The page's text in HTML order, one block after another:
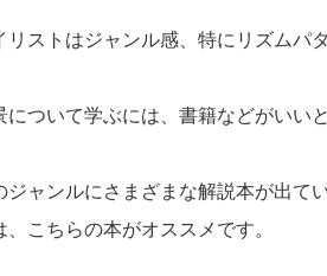
リストはジャンル感、特にリズムパ
について学ぶには、書籍などがいい
ジャンルにさまざまな解説本が出て
、こちらの本がオススメです。